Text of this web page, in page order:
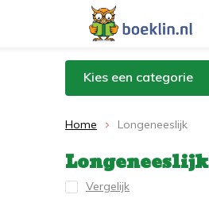
Kies een categorie
Home Longeneeslijk
Longeneeslijk
Vergelijk